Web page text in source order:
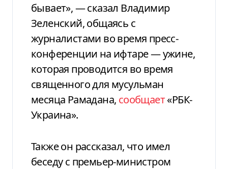
бывает», — сказал Владимир
Зеленский, общаясь с
журналистами во время пресс-
конференции на ифтаре — ужине,
которая проводится во время
священного для мусульман
месяца Рамадана, сообщает«РБК-
Украина».
Также он рассказал, что имел
беседу с премьер-министром